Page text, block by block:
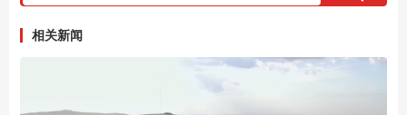
相关新闻